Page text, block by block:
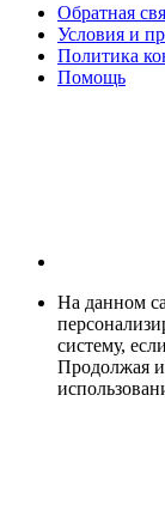
Обратная
Условия и
Политика
Помощь
На данном
систему,
Продолжая